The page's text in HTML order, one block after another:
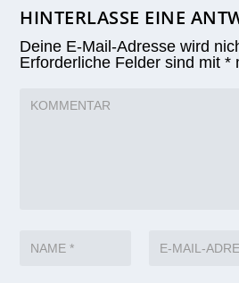
HINTERLASSE EINE
Deine E-Mail-Adresse wird
Erforderliche Felder sind mit*